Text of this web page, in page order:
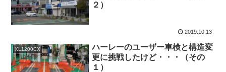
２）
2019.10.13
XL1200CX
ハーレーのユーザー車検と構造変
更に挑戦したけど・・・（その
１）